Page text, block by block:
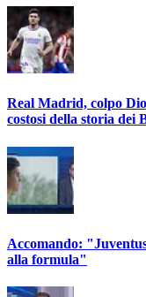
Real Madrid, colpo
costosi della storia dei
Accomando:
alla formula"